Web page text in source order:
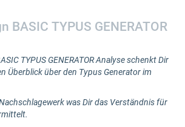
BASIC TYPUS GENERATOR
TYPUS GENERATOR Analyse schenkt Dir
Überblick über den Typus Generator im
was Dir das Verständnis für